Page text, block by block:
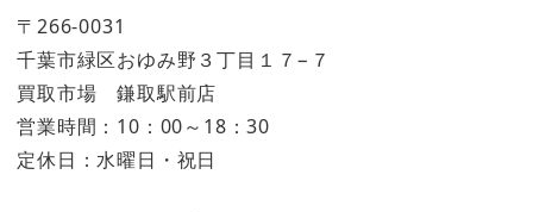
〒266-0031
千葉市緑区おゆみ野３丁目１７−７
買取市場 鎌取駅前店
営業時間：10：00～18：30
定休日：水曜日・祝日